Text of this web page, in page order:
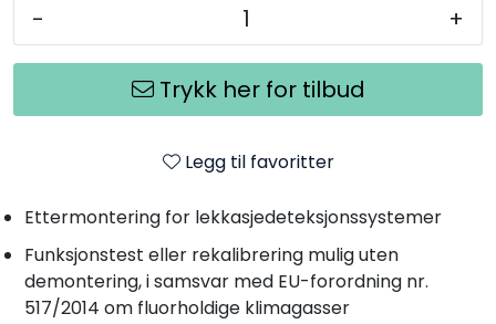
- +
Trykk her for tilbud
Legg til favoritter
Ettermontering for lekkasjedeteksjonssystemer
Funksjonstest eller rekalibrering mulig uten
demontering, i samsvar med EU-forordning nr.
517/2014 om fluorholdige klimagasser